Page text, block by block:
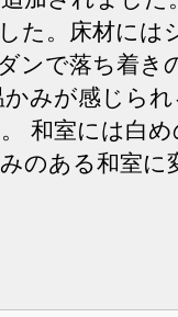
た。床材には
ンで落ち着き
みが感じら
和室には白め
のある和室に